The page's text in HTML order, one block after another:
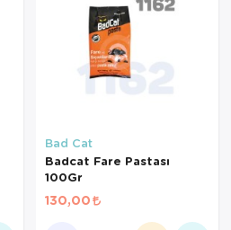
Bad Cat
Badcat Fare Pastası
100Gr
130,00